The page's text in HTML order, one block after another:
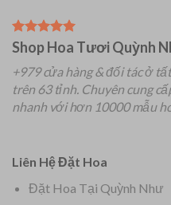
Shop Hoa Tươi Quỳnh
+979 cửa hàng & đối tác ở
trên 63 tỉnh. Chuyên cung
nhanh với hơn 10000 mẫu
Liên Hệ Đặt Hoa
Đặt Hoa Tại Quỳnh Như